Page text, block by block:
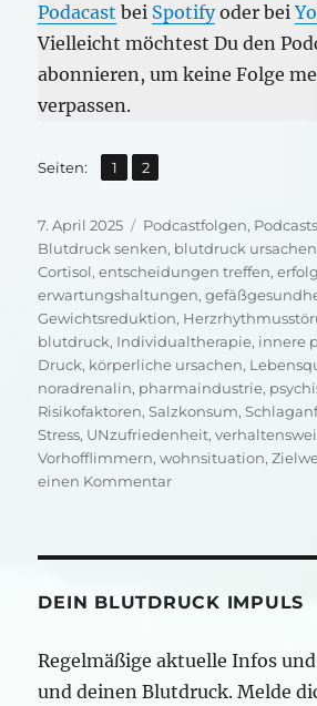
Podacast bei Spotifyoder bei
Vielleicht möchtest Du den
abonnieren, um keine Folge
verpassen.
Seiten: Seite
1 ,
Seite
2
Veröffentlicht
am
7. April 2025 Kategorien
Podcastfolgen, Podcasts
Blutdruck senken, blutdruck ursachen
Cortisol,entscheidungen treffen,
erwartungshaltungen,
Gewichtsreduktion,
blutdruck, Individualtherapie, innere
Druck, körperliche ursachen,
noradrenalin, pharmaindustrie,
Risikofaktoren,Salzkonsum,
Stress, UNzufriedenheit,
Vorhofflimmern,wohnsituation,
einen Kommentarzu
Bluthochdruck?
DEIN BLUTDRUCK IMPULS
Regelmäßige aktuelle Infos
und deinen Blutdruck. Melde